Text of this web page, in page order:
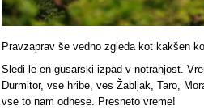
Pravzaprav še vedno zgleda kot kakšen
Sledi le en gusarski izpad v notranjost.
Durmitor, vse hribe, ves Žabljak, Taro,
vse to nam odnese. Presneto vreme!